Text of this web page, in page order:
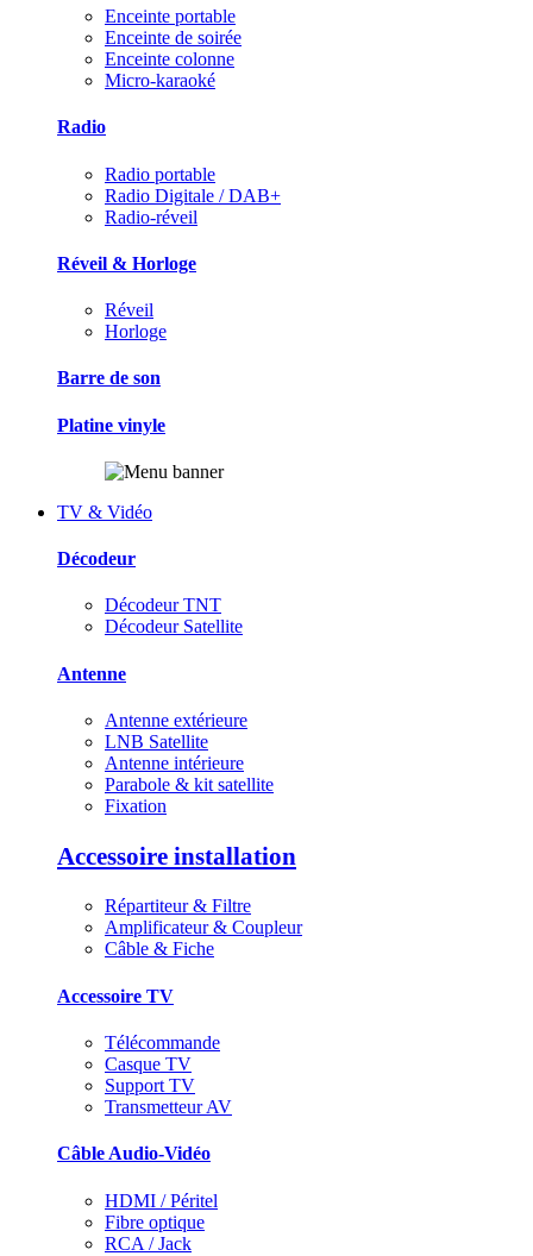
Enceinte portable
Enceinte de soirée
Enceinte colonne
Micro-karaoké
Radio
Radio portable
Radio Digitale / DAB+
Radio-réveil
Réveil & Horloge
Réveil
Horloge
Barre de son
Platine vinyle
TV & Vidéo
Décodeur
Décodeur TNT
Décodeur Satellite
Antenne
Antenne extérieure
LNB Satellite
Antenne intérieure
Parabole & kit satellite
Fixation
Accessoire installation
Répartiteur & Filtre
Amplificateur & Coupleur
Câble & Fiche
Accessoire TV
Télécommande
Casque TV
Support TV
Transmetteur AV
Câble Audio-Vidéo
HDMI / Péritel
Fibre optique
RCA / Jack